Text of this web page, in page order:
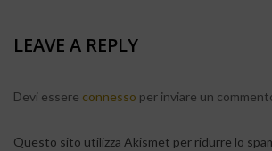
LEAVE A REPLY
Devi essere connesso per inviare un
Questo sito utilizza Akismet per ridurre lo